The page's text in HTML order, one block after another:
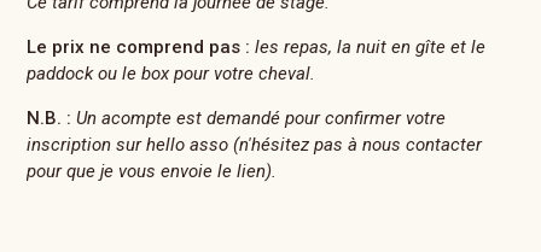
Le prix ne comprend pas : les repas, la nuit en gîte et le
paddock ou le box pour votre cheval.
N.B. : Un acompte est demandé pour confirmer votre
inscription sur hello asso (n'hésitez pas à nous contacter
pour que je vous envoie le lien).